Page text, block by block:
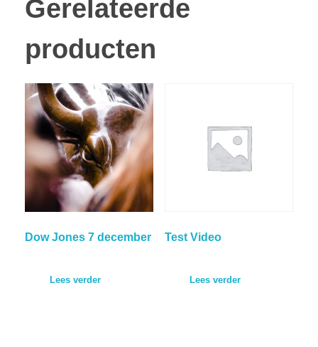
Gerelateerde
producten
Dow Jones 7 december
Lees verder
Test Video
Lees verder